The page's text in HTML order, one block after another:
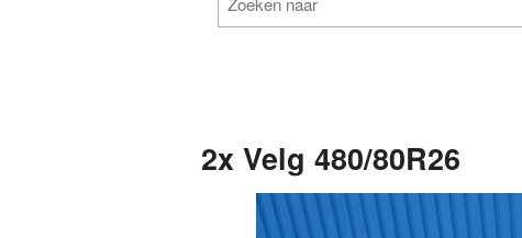
2x Velg 480/80R26
3